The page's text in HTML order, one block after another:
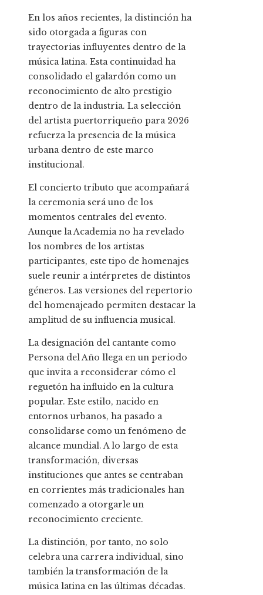
En los años recientes, la distinción ha
sido otorgada a figuras con
trayectorias influyentes dentro de la
música latina. Esta continuidad ha
consolidado el galardón como un
reconocimiento de alto prestigio
dentro de la industria. La selección
del artista puertorriqueño para 2026
refuerza la presencia de la música
urbana dentro de este marco
institucional.
El concierto tributo que acompañará
la ceremonia será uno de los
momentos centrales del evento.
Aunque la Academia no ha revelado
los nombres de los artistas
participantes, este tipo de homenajes
suele reunir a intérpretes de distintos
géneros. Las versiones del repertorio
del homenajeado permiten destacar la
amplitud de su influencia musical.
La designación del cantante como
Persona del Año llega en un periodo
que invita a reconsiderar cómo el
reguetón ha influido en la cultura
popular. Este estilo, nacido en
entornos urbanos, ha pasado a
consolidarse como un fenómeno de
alcance mundial. A lo largo de esta
transformación, diversas
instituciones que antes se centraban
en corrientes más tradicionales han
comenzado a otorgarle un
reconocimiento creciente.
La distinción, por tanto, no solo
celebra una carrera individual, sino
también la transformación de la
música latina en las últimas décadas.